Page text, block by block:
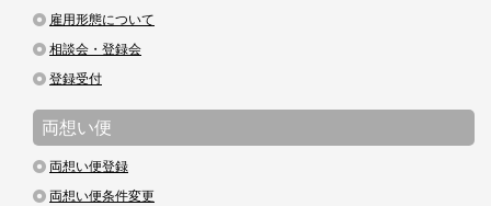
雇用形態について
相談会・登録会
登録受付
両想い便
両想い便登録
両想い便条件変更